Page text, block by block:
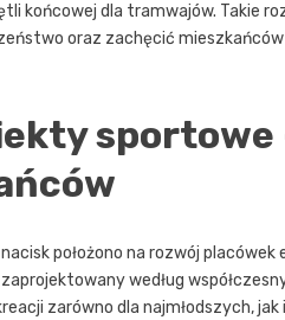
końcowej dla tramwajów. Takie
oraz zachęcić
położono na rozwój placówek
według
zarówno dla najmłodszych,